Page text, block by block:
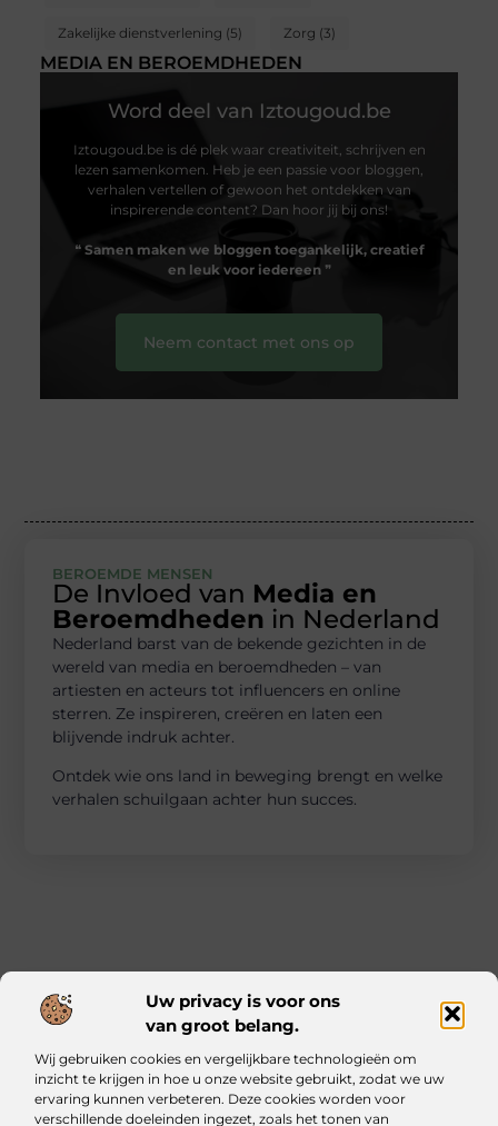
Uw privacy is voor ons
van groot belang.
Wij gebruiken cookies en vergelijkbare technologieën om
inzicht te krijgen in hoe u onze website gebruikt, zodat we uw
ervaring kunnen verbeteren. Deze cookies worden voor
verschillende doeleinden ingezet, zoals het tonen van
Zakelijke dienstverlening (5) Zorg (3)
MEDIA EN BEROEMDHEDEN
Word deel van Iztougoud.be
Iztougoud.be is dé plek waar creativiteit, schrijven en
lezen samenkomen. Heb je een passie voor bloggen,
verhalen vertellen of gewoon het ontdekken van
inspirerende content? Dan hoor jij bij ons!
❝ Samen maken we bloggen toegankelijk, creatief
en leuk voor iedereen❞
Neem contact met ons op
BEROEMDE MENSEN
De Invloed van Media en
Beroemdheden in Nederland
Nederland barst van de bekende gezichten in de
wereld van media en beroemdheden – van
artiesten en acteurs tot influencers en online
sterren. Ze inspireren, creëren en laten een
blijvende indruk achter.
Ontdek wie ons land in beweging brengt en welke
verhalen schuilgaan achter hun succes.
Main Links